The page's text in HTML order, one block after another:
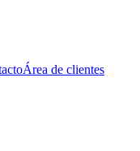
Área de clientes